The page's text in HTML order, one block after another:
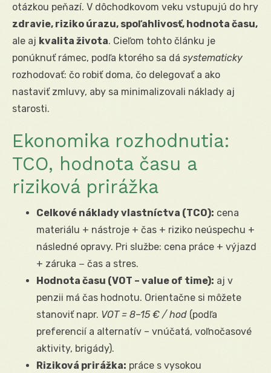
otázkou peňazí. V dôchodkovom veku vstupujú do hry
zdravie, riziko úrazu, spoľahlivosť, hodnota času,
ale aj kvalita života. Cieľom tohto článku je
ponúknuť rámec, podľa ktorého sa dá systematicky
rozhodovať: čo robiť doma, čo delegovať a ako
nastaviť zmluvy, aby sa minimalizovali náklady aj
starosti.
Ekonomika rozhodnutia:
TCO, hodnota času a
riziková prirážka
Celkové náklady vlastníctva (TCO): cena
materiálu + nástroje + čas + riziko neúspechu +
následné opravy. Pri službe: cena práce + výjazd
+ záruka − čas a stres.
Hodnota času (VOT – value of time): aj v
penzii má čas hodnotu. Orientačne si môžete
stanoviť napr. VOT = 8–15 € / hod (podľa
preferencií a alternatív – vnúčatá, voľnočasové
aktivity, brigády).
Riziková prirážka: práce s vysokou